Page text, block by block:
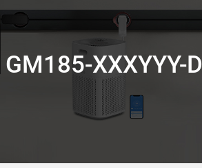
GM185-XXXYYY-D